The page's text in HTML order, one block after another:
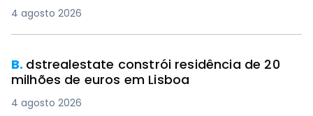
4 agosto 2026
B. dstrealestate constrói residência de 20
milhões de euros em Lisboa
4 agosto 2026